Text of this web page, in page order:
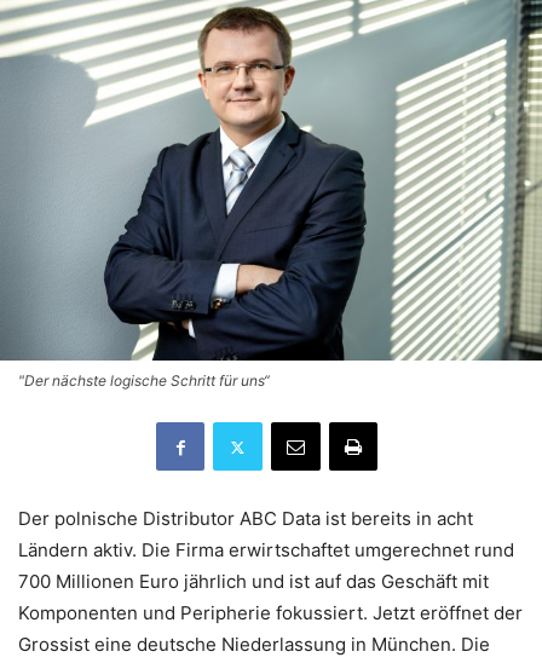
"Der nächste logische Schritt für uns“
Der polnische Distributor ABC Data ist bereits in acht
Ländern aktiv. Die Firma erwirtschaftet umgerechnet rund
700 Millionen Euro jährlich und ist auf das Geschäft mit
Komponenten und Peripherie fokussiert. Jetzt eröffnet der
Grossist eine deutsche Niederlassung in München. Die